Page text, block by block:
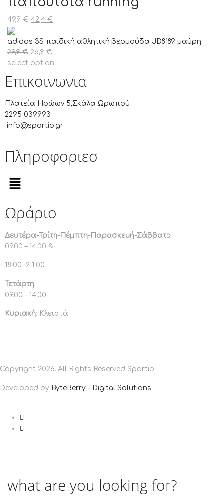
49,9€ 42,4 €
adidas 3S παιδική αθλητική βερμούδα JD8189 μαύρη
29,9€ 26,9 €
select option
Επικοινωνια
Πλατεία Ηρώων 5,Σκάλα Ωρωπού
2295 039993
info@sportio.gr
Πληροφοριεσ
Ωράριο
Δευτέρα-Τρίτη-Πέμπτη-Παρασκευή-Σάββατο
09.00 – 14.00 &
18:00 -2 1:00
Τετάρτη
09.00 – 14.00
Κυριακή: Κλειστά
Copyright 2026. All Rights Reserved Sportio.
Developed by ByteBerry – Digital Solutions
what are you looking for?